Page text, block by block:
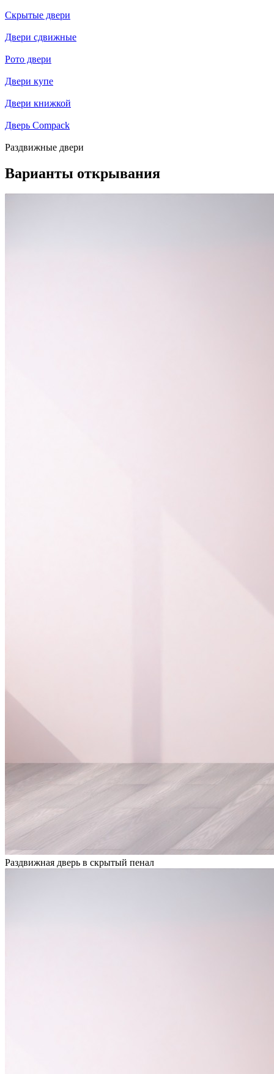
Скрытые двери
Двери сдвижные
Рото двери
Двери купе
Двери книжкой
Дверь Compack
Раздвижные двери
Варианты открывания
Раздвижная дверь в скрытый пенал